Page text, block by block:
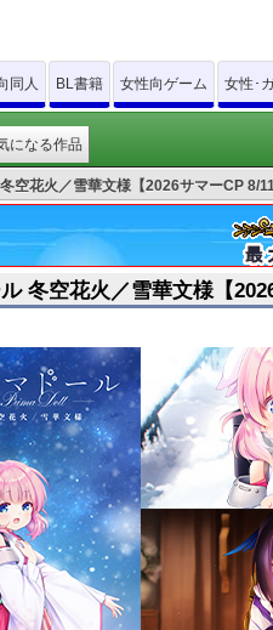
同人 BL書籍 女性向ゲーム 女性･
になる作品
空花火／雪華文様【2026サマーCP 8/
冬空花火／雪華文様【